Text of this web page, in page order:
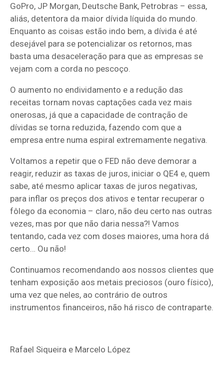
GoPro, JP Morgan, Deutsche Bank, Petrobras – essa,
aliás, detentora da maior dívida líquida do mundo.
Enquanto as coisas estão indo bem, a dívida é até
desejável para se potencializar os retornos, mas
basta uma desaceleração para que as empresas se
vejam com a corda no pescoço.
O aumento no endividamento e a redução das
receitas tornam novas captações cada vez mais
onerosas, já que a capacidade de contração de
dívidas se torna reduzida, fazendo com que a
empresa entre numa espiral extremamente negativa.
Voltamos a repetir que o FED não deve demorar a
reagir, reduzir as taxas de juros, iniciar o QE4 e, quem
sabe, até mesmo aplicar taxas de juros negativas,
para inflar os preços dos ativos e tentar recuperar o
fôlego da economia – claro, não deu certo nas outras
vezes, mas por que não daria nessa?! Vamos
tentando, cada vez com doses maiores, uma hora dá
certo… Ou não!
Continuamos recomendando aos nossos clientes que
tenham exposição aos metais preciosos (ouro físico),
uma vez que neles, ao contrário de outros
instrumentos financeiros, não há risco de contraparte.
Rafael Siqueira e Marcelo López